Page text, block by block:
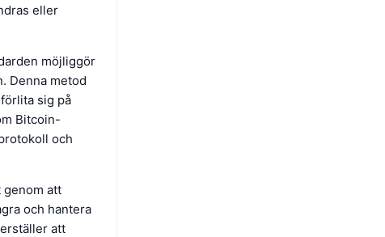
eller
möjliggör
Denna metod
sig på
Bitcoin-
och
att
och hantera
att